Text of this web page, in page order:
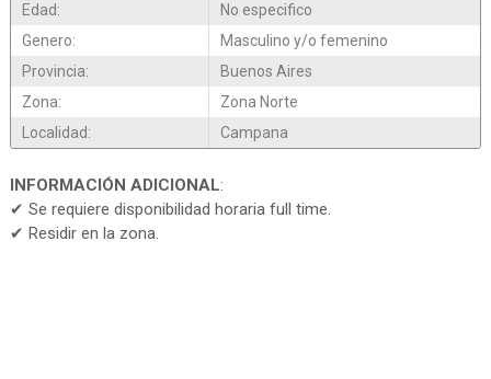
Edad:
No especifico
Genero:
Masculino y/o femenino
Provincia:
Buenos Aires
Zona:
Zona Norte
Localidad:
Campana
INFORMACIÓN ADICIONAL:
✔ Se requiere disponibilidad horaria full time.
✔ Residir en la zona.